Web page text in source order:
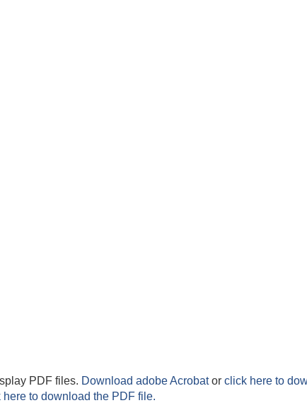
PDF files. Download adobe Acrobator click here to
here to download the PDF file.